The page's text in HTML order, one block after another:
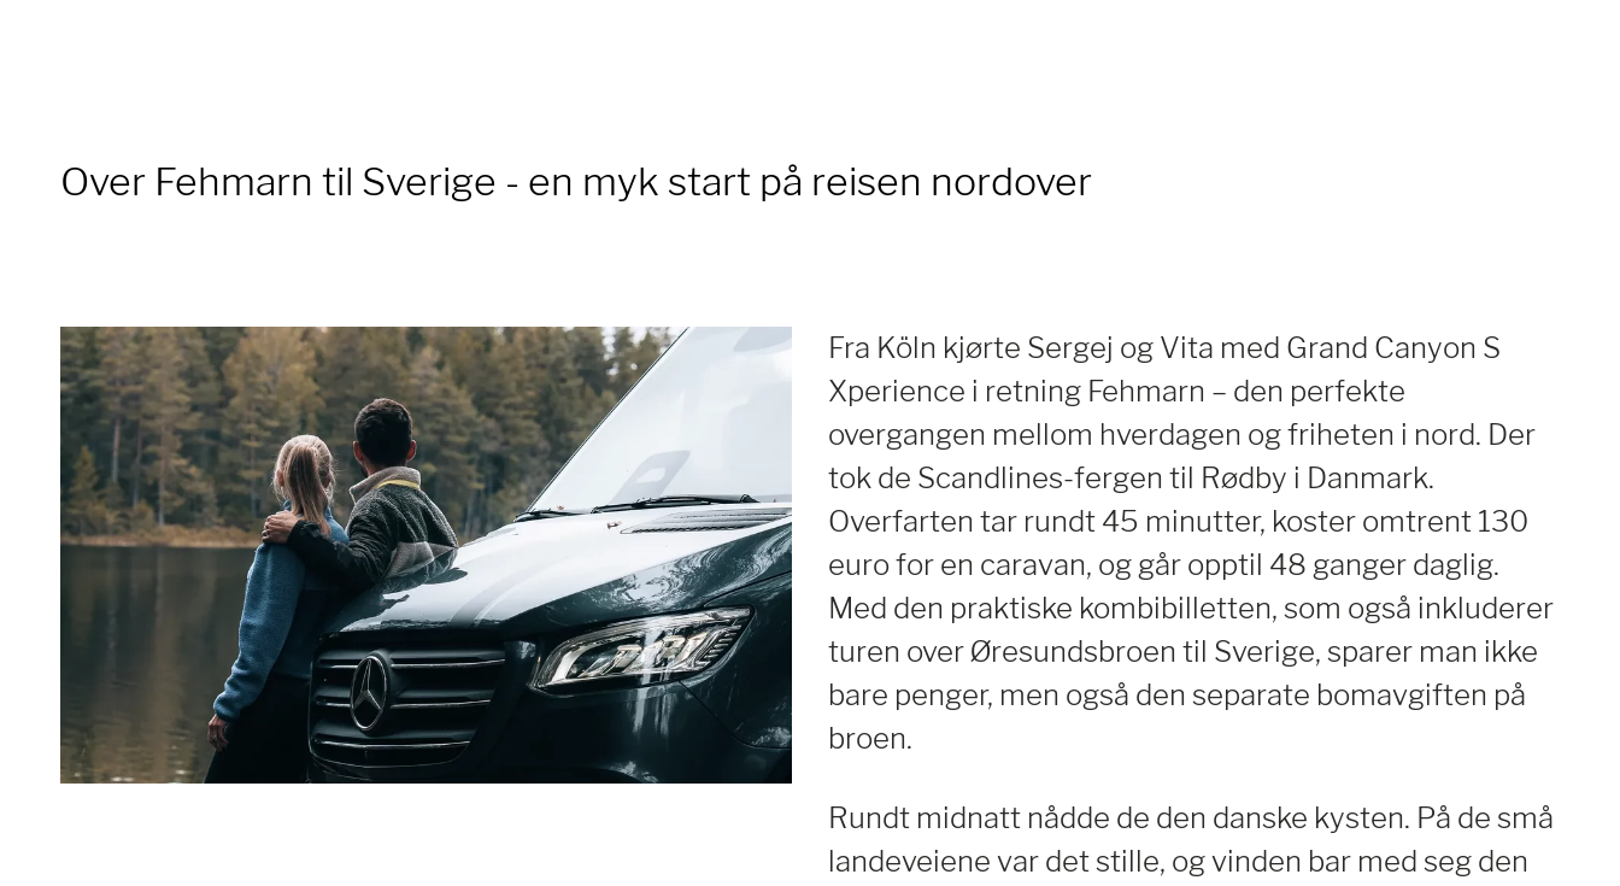
Over Fehmarn til Sverige - en myk start på reisen nordover
Fra Köln kjørte Sergej og Vita med Grand Canyon S
Xperience i retning Fehmarn – den perfekte
overgangen mellom hverdagen og friheten i nord. Der
tok de Scandlines-fergen til Rødby i Danmark.
Overfarten tar rundt 45 minutter, koster omtrent 130
euro for en caravan, og går opptil 48 ganger daglig.
Med den praktiske kombibilletten, som også inkluderer
turen over Øresundsbroen til Sverige, sparer man ikke
bare penger, men også den separate bomavgiften på
broen.
Rundt midnatt nådde de den danske kysten. På de små
landeveiene var det stille, og vinden bar med seg den